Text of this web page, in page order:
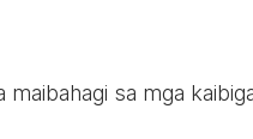
sa mga